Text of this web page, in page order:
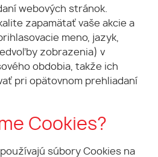
webových stránok.
zapamätať vaše akcie a
meno, jazyk,
zobrazenia) v
obdobia, takže ich
pri opätovnom prehliadaní
Cookies?
súbory Cookies na